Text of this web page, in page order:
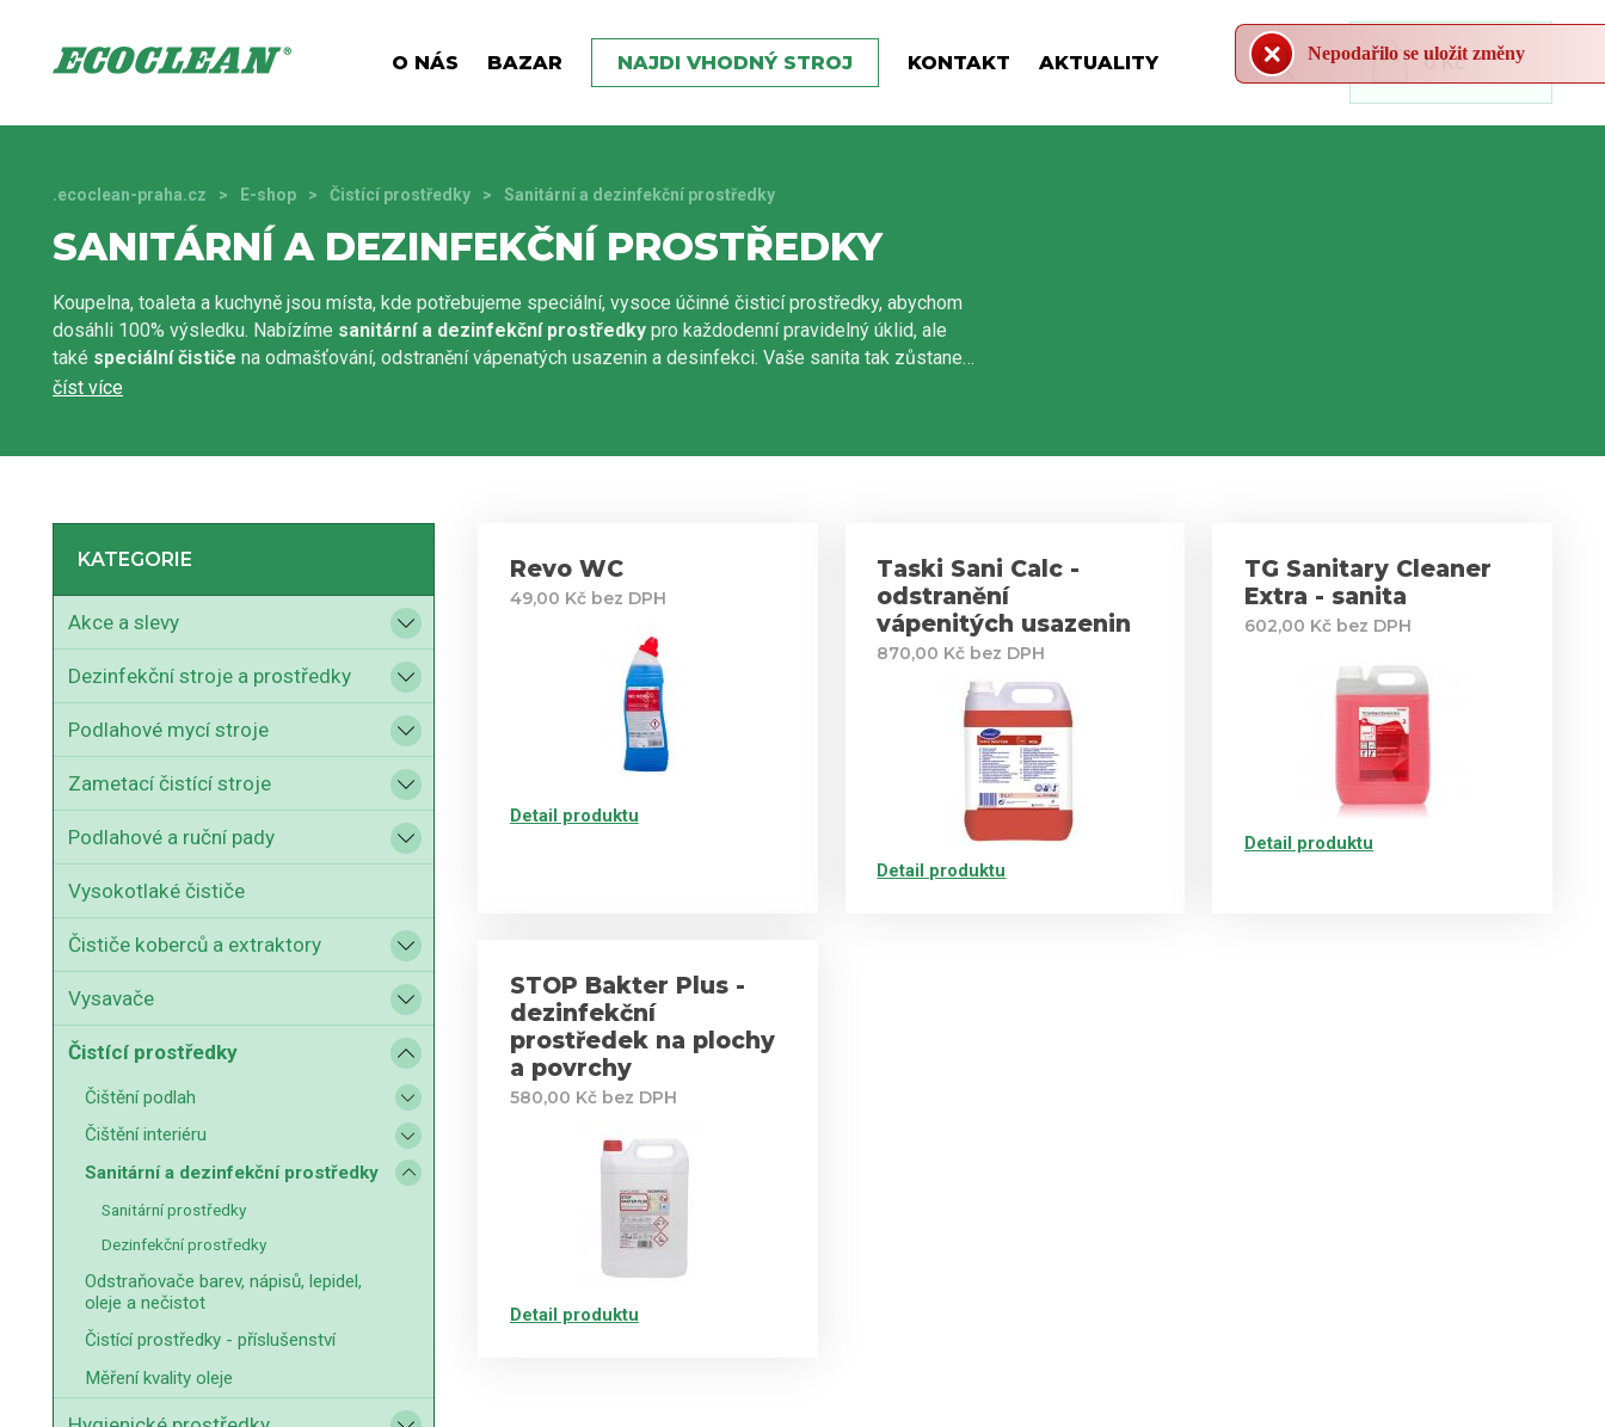
O NÁS BAZAR NAJDI VHODNÝ STROJ KONTAKT AKTUALITY 0 Kč
.ecoclean-praha.cz E-shop Čistící prostředky Sanitární a dezinfekční prostředky
SANITÁRNÍ A DEZINFEKČNÍ PROSTŘEDKY
Koupelna, toaleta a kuchyně jsou místa, kde potřebujeme speciální, vysoce účinné čisticí prostředky, abychom
dosáhli 100% výsledku. Nabízíme sanitární a dezinfekční prostředky pro každodenní pravidelný úklid, ale
také speciální čističe na odmašťování, odstranění vápenatých usazenin a desinfekci. Vaše sanita tak zůstane
perfektně čistá, lesklá a navíc zanechá příjemnou vůni. I úklid těchto problémových míst se stane s našimi
KATEGORIE
Akce a slevy
Dezinfekční stroje a prostředky
Podlahové mycí stroje
Zametací čistící stroje
Podlahové a ruční pady
Vysokotlaké čističe
Čističe koberců a extraktory
Vysavače
Čistící prostředky
Čištění podlah
Čištění interiéru
Sanitární a dezinfekční prostředky
Sanitární prostředky
Dezinfekční prostředky
Odstraňovače barev, nápisů, lepidel,
oleje a nečistot
Čistící prostředky - příslušenství
Měření kvality oleje
Revo WC
49,00 Kč bez DPH
Detail produktu
Taski Sani Calc -
odstranění
vápenitých usazenin
870,00 Kč bez DPH
Detail produktu
TG Sanitary Cleaner
Extra - sanita
602,00 Kč bez DPH
Detail produktu
STOP Bakter Plus -
dezinfekční
prostředek na plochy
a povrchy
580,00 Kč bez DPH
Detail produktu
Nepodařilo se uložit změny